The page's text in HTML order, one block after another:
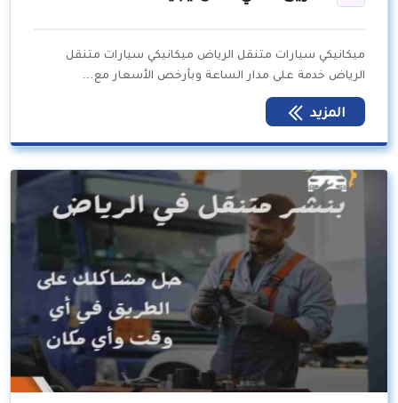
ميكانيكي سيارات متنقل الرياض ميكانيكي سيارات متنقل
الرياض خدمة على مدار الساعة وبأرخص الأسعار مع…
المزيد